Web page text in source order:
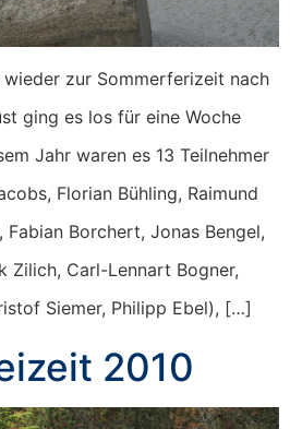
zur Sommerferizeit nach
ging es los für eine Woche
Jahr waren es 13 Teilnehmer
Florian Bühling, Raimund
Fabian Borchert, Jonas Bengel,
Zilich, Carl-Lennart Bogner,
Siemer, Philipp Ebel), […]
2010